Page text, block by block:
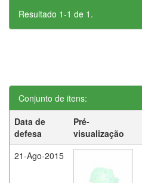
Resultado 1-1 de 1.
Conjunto de itens:
Data de
defesa
Pré-
visualização
21-Ago-2015